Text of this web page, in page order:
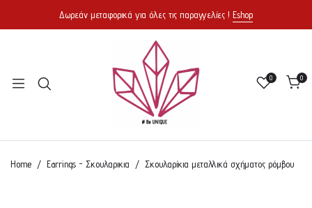
Δωρεάν μεταφορικά για όλες τις παραγγελίες ! Eshop
0 0
Home Earrings - Σκουλαρικια Σκουλαρίκια μεταλλικά σχήματος ρόμβου